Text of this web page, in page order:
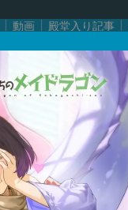
動画 殿堂入り記事